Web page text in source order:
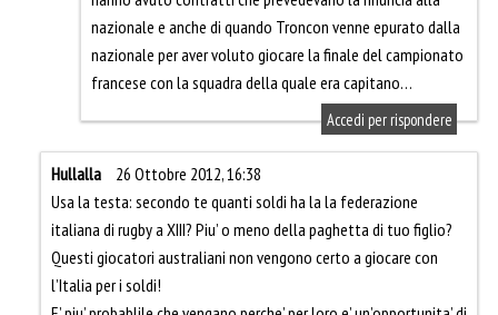
nazionale e anche di quando Troncon venne epurato dalla
nazionale per aver voluto giocare la finale del campionato
francese con la squadra della quale era capitano…
Accedi per rispondere
Hullalla
26 Ottobre 2012, 16:38
Usa la testa: secondo te quanti soldi ha la la federazione
italiana di rugby a XIII? Piu’ o meno della paghetta di tuo figlio?
Questi giocatori australiani non vengono certo a giocare con
l’Italia per i soldi!